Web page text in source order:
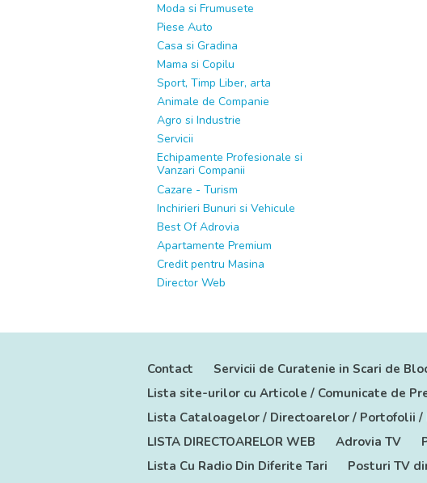
Moda si Frumusete
Piese Auto
Casa si Gradina
Mama si Copilu
Sport, Timp Liber, arta
Animale de Companie
Agro si Industrie
Servicii
Echipamente Profesionale si
Vanzari Companii
Cazare - Turism
Inchirieri Bunuri si Vehicule
Best Of Adrovia
Apartamente Premium
Credit pentru Masina
Director Web
Contact Servicii de Curatenie in Scari de
Lista site-urilor cu Articole / Comunicate de
Lista Cataloagelor / Directoarelor / Portofolii /
LISTA DIRECTOARELOR WEB
Adrovia TV
Lista Cu Radio Din Diferite Tari
Posturi TV